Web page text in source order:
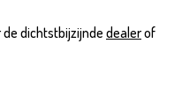
dichtstbijzijnde dealerof